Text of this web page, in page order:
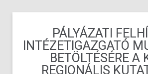
PÁLYÁZATI
INTÉZETIGAZGATÓ
BETÖLTÉSÉRE A
REGIONÁLIS